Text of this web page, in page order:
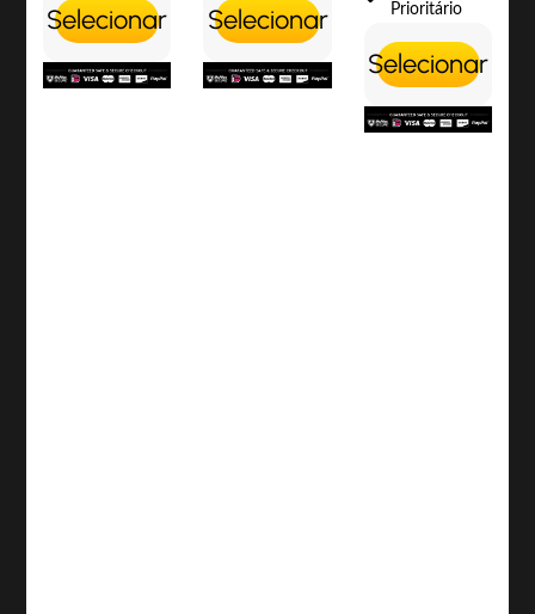
Selecionar Selecionar
Prioritário
Selecionar